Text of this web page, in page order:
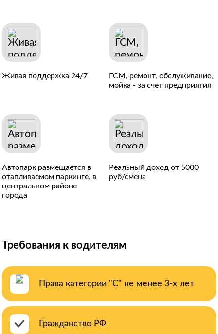
Живая поддержка 24/7
ГСМ, ремонт, обслуживание,
мойка - за счет предприятия
Автопарк размещается в
отапливаемом паркинге, в
центральном районе
города
Реальный доход от 5000
руб/смена
Требования к водителям
Права категории "С" не менее 3-х лет
Гражданство РФ